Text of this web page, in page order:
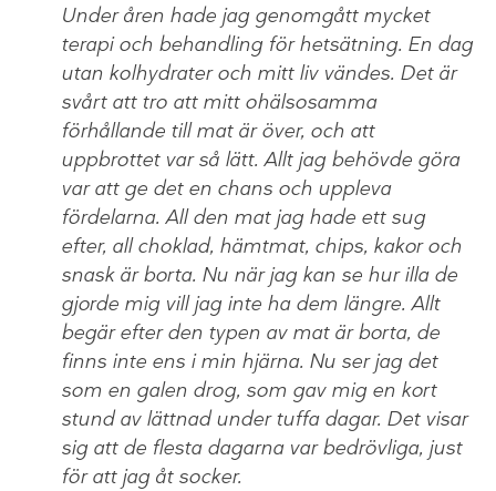
Under åren hade jag genomgått mycket
terapi och behandling för hetsätning. En dag
utan kolhydrater och mitt liv vändes. Det är
svårt att tro att mitt ohälsosamma
förhållande till mat är över, och att
uppbrottet var så lätt. Allt jag behövde göra
var att ge det en chans och uppleva
fördelarna. All den mat jag hade ett sug
efter, all choklad, hämtmat, chips, kakor och
snask är borta. Nu när jag kan se hur illa de
gjorde mig vill jag inte ha dem längre. Allt
begär efter den typen av mat är borta, de
finns inte ens i min hjärna. Nu ser jag det
som en galen drog, som gav mig en kort
stund av lättnad under tuffa dagar. Det visar
sig att de flesta dagarna var bedrövliga, just
för att jag åt socker.